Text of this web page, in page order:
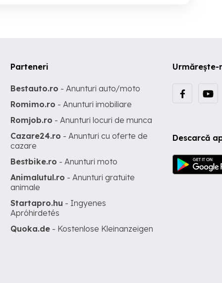
Urmărește-
Descarcă
Parteneri
Bestauto.ro - Anunturi auto/moto
Romimo.ro - Anunturi imobiliare
Romjob.ro - Anunturi locuri de munca
Cazare24.ro - Anunturi cu oferte de
cazare
Bestbike.ro - Anunturi moto
Animalutul.ro - Anunturi gratuite
animale
Startapro.hu - Ingyenes
Apróhirdetés
Quoka.de - Kostenlose Kleinanzeigen